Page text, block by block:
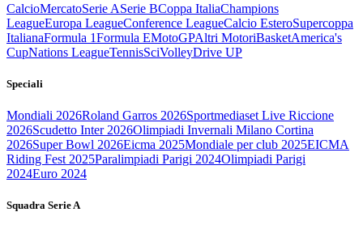
CalcioMercatoSerie ASerie BCoppa ItaliaChampions
LeagueEuropa LeagueConference LeagueCalcio EsteroSupercoppa
ItalianaFormula 1Formula EMotoGPAltri MotoriBasketAmerica's
CupNations LeagueTennisSciVolleyDrive UP
Speciali
Mondiali 2026Roland Garros 2026Sportmediaset Live Riccione
2026Scudetto Inter 2026Olimpiadi Invernali Milano Cortina
2026Super Bowl 2026Eicma 2025Mondiale per club 2025EICMA
Riding Fest 2025Paralimpiadi Parigi 2024Olimpiadi Parigi
2024Euro 2024
Squadra Serie A